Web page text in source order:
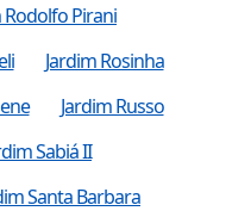
Rodolfo Pirani
Jardim Rosinha
Jardim Russo
Sabiá II
Santa Barbara